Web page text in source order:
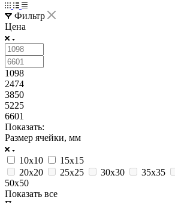
Фильтр
Цена
1098
2474
3850
5225
6601
Показать:
Размер ячейки, мм
10х10
15х15
20х20
25х25 30х30 35х35
50х50
Показать все